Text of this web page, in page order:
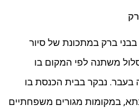
ברק במתכונת של סיור
משתנה לפי המקום בו
נבקר בבית הכנסת בו
במקומות מגורים משפחתיים